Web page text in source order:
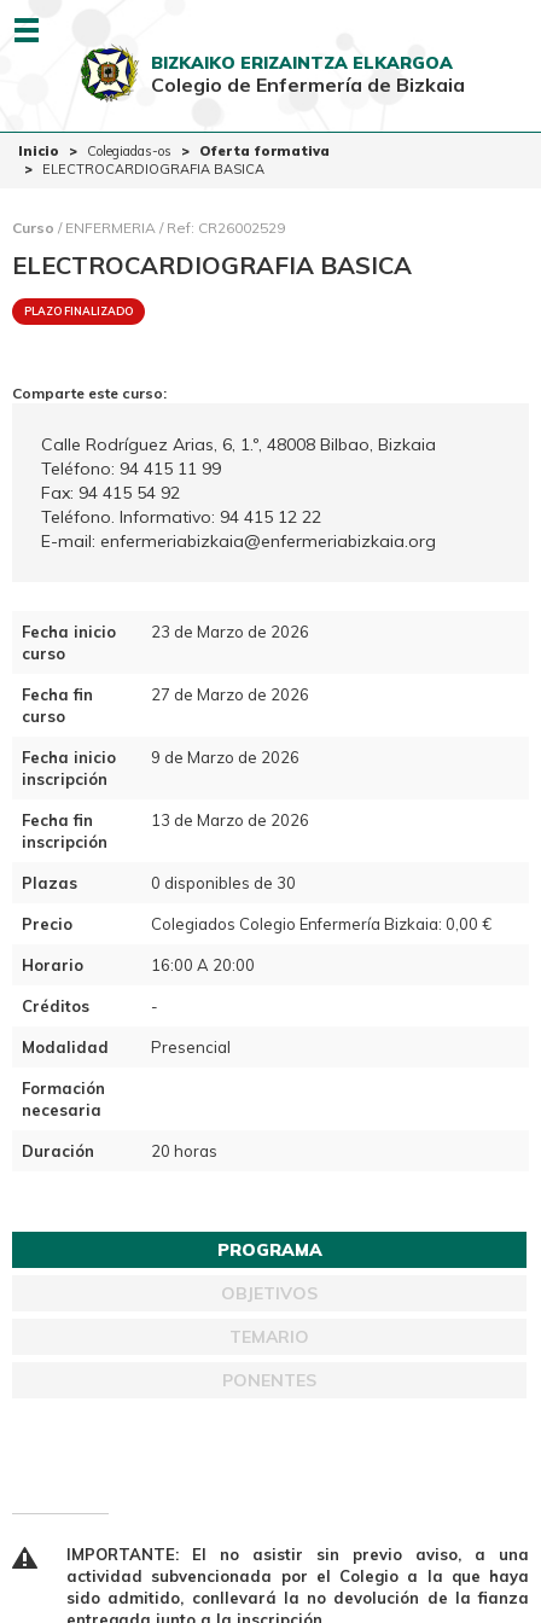
EUSK CAST
Colegio
Colegiadas-os
Ciudadanía
Ventanilla Única
BIZKAIKO ERIZAINTZA ELKARGOA
Colegio de Enfermería de Bizkaia
Inicio Colegiadas-os
Oferta formativa
ELECTROCARDIOGRAFIA BASICA
Curso / ENFERMERIA / Ref: CR26002529
ELECTROCARDIOGRAFIA BASICA
PLAZO FINALIZADO
Comparte este curso:
Calle Rodríguez Arias, 6, 1.º, 48008 Bilbao, Bizkaia
Teléfono: 94 415 11 99
Fax: 94 415 54 92
Teléfono. Informativo: 94 415 12 22
E-mail: enfermeriabizkaia@enfermeriabizkaia.org
Fecha inicio
curso
23 de Marzo de 2026
Fecha fin
curso
27 de Marzo de 2026
Fecha inicio
inscripción
9 de Marzo de 2026
Fecha fin
inscripción
13 de Marzo de 2026
Plazas 0 disponibles de 30
Precio Colegiados Colegio Enfermería Bizkaia: 0,00 €
Horario 16:00 A 20:00
Créditos -
Modalidad Presencial
Formación
necesaria
Duración 20 horas
PROGRAMA
OBJETIVOS
TEMARIO
PONENTES
IMPORTANTE: El no asistir sin previo aviso, a una
actividad subvencionada por el Colegio a la que haya
sido admitido, conllevará la no devolución de la fianza